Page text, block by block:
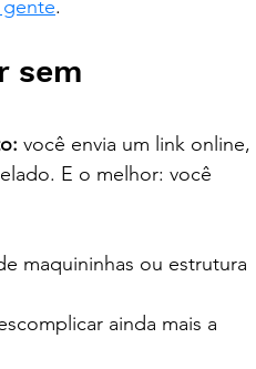
.
sem
você envia um link online,
E o melhor: você
maquininhas ou estrutura
ainda mais a